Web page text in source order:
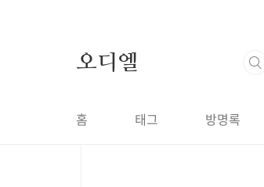
오디엘
홈 태그 방명록